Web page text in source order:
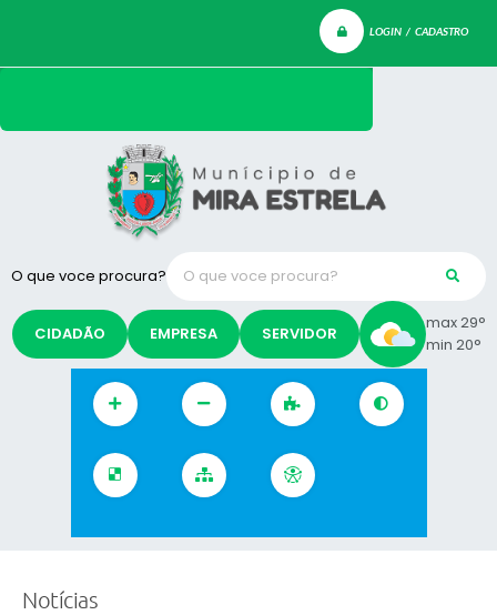
LOGIN / CADASTRO
O que voce procura?
CIDADÃO EMPRESA SERVIDOR
max 29°
min 20°
Notícias